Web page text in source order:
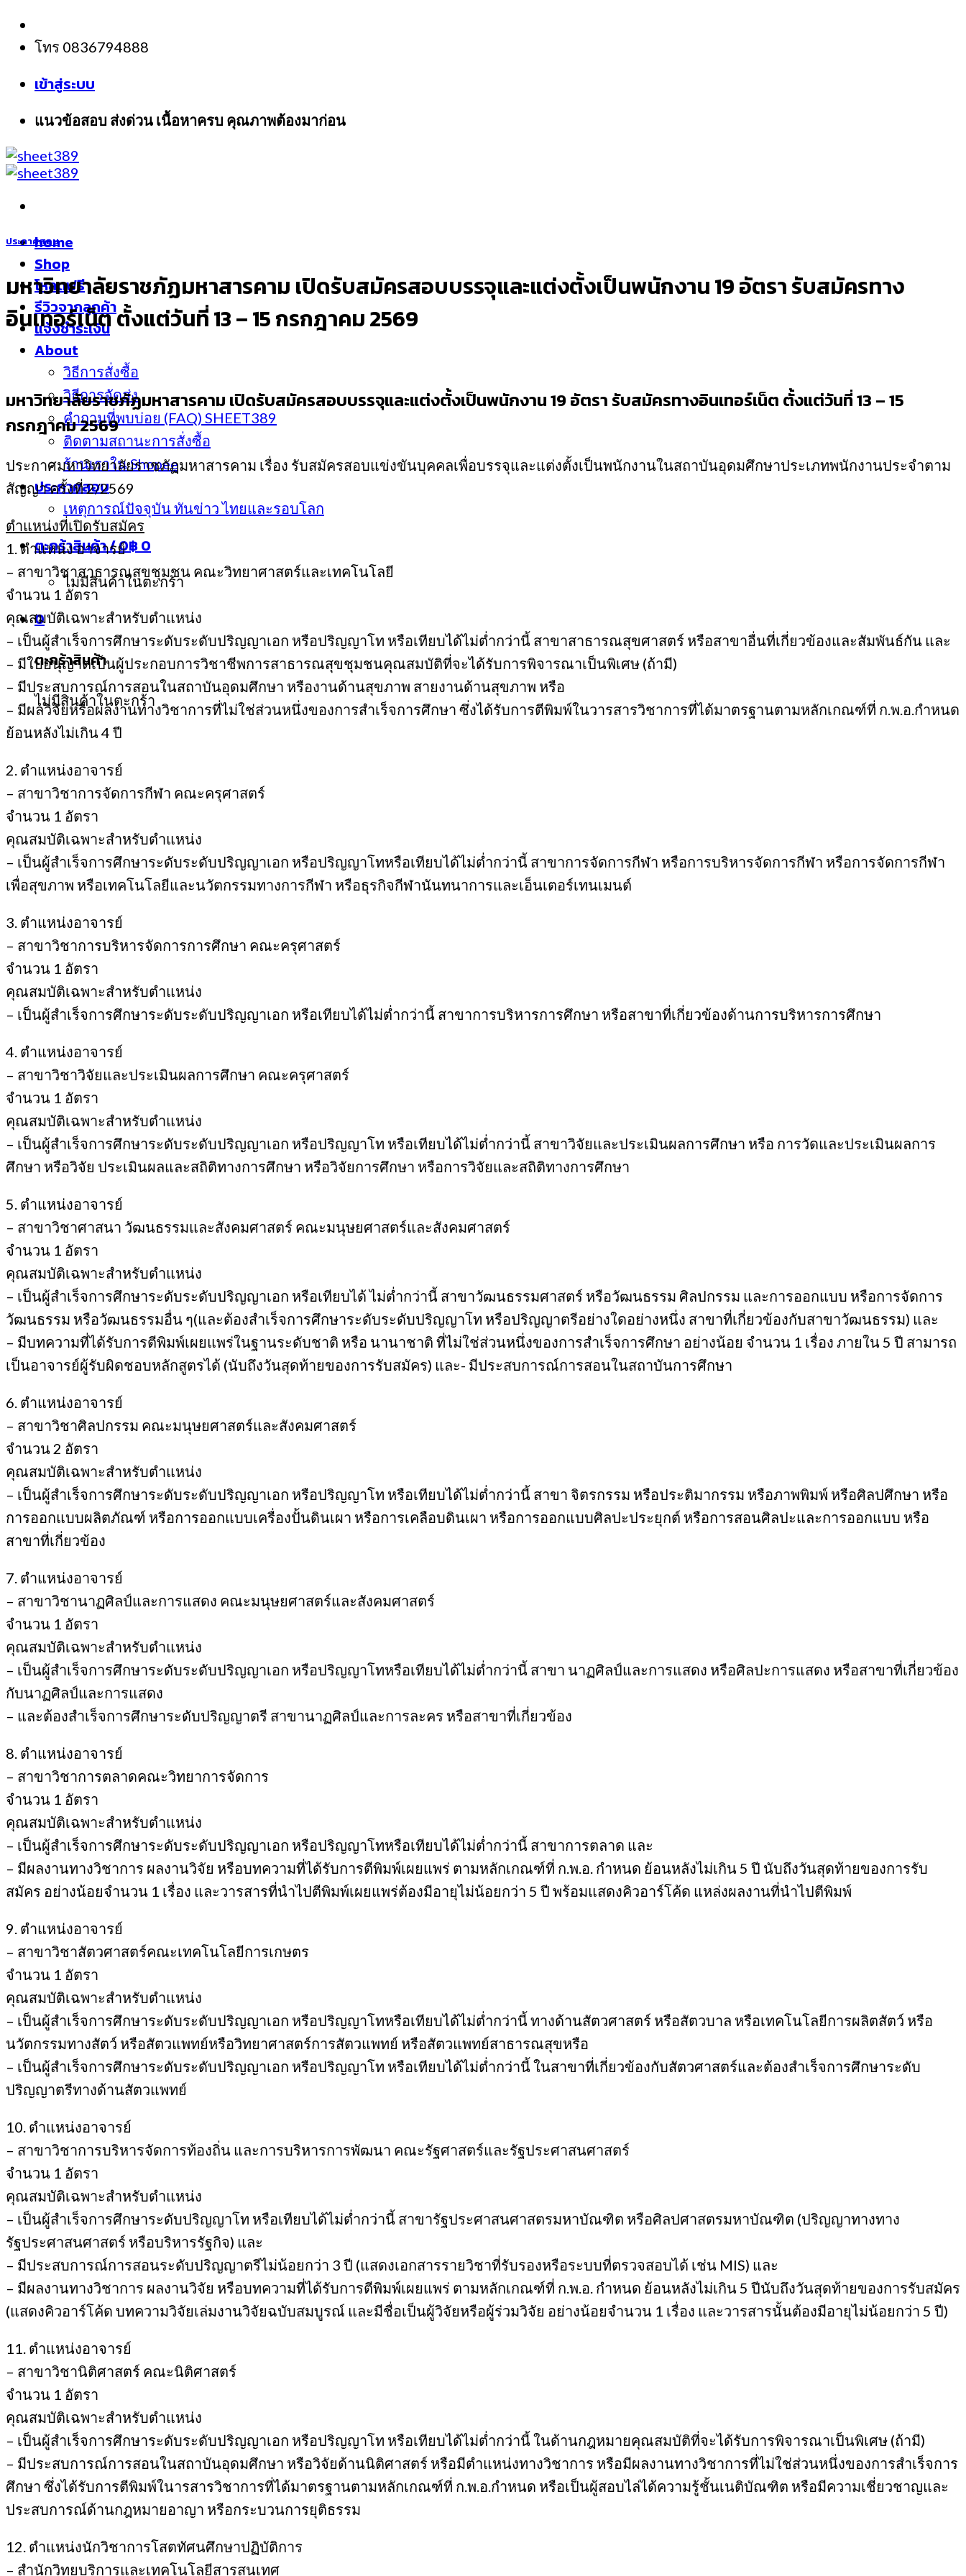
Skip
content
โทร 0836794888
เข้าสู่ระบบ
แนวข้อสอบ ส่งด่วน เนื้อหาครบ คุณภาพต้องมาก่อน
home
Shop
โหลดฟรี
รีวิวจากลูกค้า
แจ้งชำระเงิน
About
วิธีการสั่งซื้อ
วิธีการจัดส่ง
คำถามที่พบบ่อย (FAQ) SHEET389
ติดตามสถานะการสั่งซื้อ
ร้านเราใน Shopee
ประกาศสอบ
เหตุการณ์ปัจจุบัน ทันข่าว ไทยและรอบโลก
ตะกร้าสินค้า /0฿0
ไม่มีสินค้าในตะกร้า
0
ตะกร้าสินค้า
ไม่มีสินค้าในตะกร้า
ประกาศสอบ
มหาวิทยาลัยราชภัฏมหาสารคาม เปิดรับสมัครสอบบรรจุและแต่งตั้งเป็นพนักงาน 19 อัตรา รับสมัครทาง
อินเทอร์เน็ต ตั้งแต่วันที่ 13 – 15 กรกฎาคม 2569
มหาวิทยาลัยราชภัฏมหาสารคาม เปิดรับสมัครสอบบรรจุและแต่งตั้งเป็นพนักงาน 19 อัตรา รับสมัครทางอินเทอร์เน็ต ตั้งแต่วันที่ 13 – 15
กรกฎาคม 2569
ประกาศมหาวิทยาลัยราชภัฏมหาสารคาม เรื่อง รับสมัครสอบแข่งขันบุคคลเพื่อบรรจุและแต่งตั้งเป็นพนักงานในสถาบันอุดมศึกษาประเภทพนักงานประจำตาม
สัญญา ครั้งที่ 2/2569
ตำแหน่งที่เปิดรับสมัคร
1. ตำแหน่ง อาจารย์
– สาขาวิชาสาธารณสุขชุมชน คณะวิทยาศาสตร์และเทคโนโลยี
จำนวน 1 อัตรา
คุณสมบัติเฉพาะสำหรับตำแหน่ง
– เป็นผู้สำเร็จการศึกษาระดับระดับปริญญาเอก หรือปริญญาโท หรือเทียบได้ไม่ต่ำกว่านี้ สาขาสาธารณสุขศาสตร์ หรือสาขาอื่นที่เกี่ยวข้องและสัมพันธ์กัน และ
– มีใบอนุญาตเป็นผู้ประกอบการวิชาชีพการสาธารณสุขชุมชนคุณสมบัติที่จะได้รับการพิจารณาเป็นพิเศษ (ถ้ามี)
– มีประสบการณ์การสอนในสถาบันอุดมศึกษา หรืองานด้านสุขภาพ สายงานด้านสุขภาพ หรือ
– มีผลวิจัยหรือผลงานทางวิชาการที่ไม่ใช่ส่วนหนึ่งของการสำเร็จการศึกษา ซึ่งได้รับการตีพิมพ์ในวารสารวิชาการที่ได้มาตรฐานตามหลักเกณฑ์ที่ ก.พ.อ.กำหนด
ย้อนหลังไม่เกิน 4 ปี
2. ตำแหน่งอาจารย์
– สาขาวิชาการจัดการกีฬา คณะครุศาสตร์
จำนวน 1 อัตรา
คุณสมบัติเฉพาะสำหรับตำแหน่ง
– เป็นผู้สำเร็จการศึกษาระดับระดับปริญญาเอก หรือปริญญาโทหรือเทียบได้ไม่ต่ำกว่านี้ สาขาการจัดการกีฬา หรือการบริหารจัดการกีฬา หรือการจัดการกีฬา
เพื่อสุขภาพ หรือเทคโนโลยีและนวัตกรรมทางการกีฬา หรือธุรกิจกีฬานันทนาการและเอ็นเตอร์เทนเมนต์
3. ตำแหน่งอาจารย์
– สาขาวิชาการบริหารจัดการการศึกษา คณะครุศาสตร์
จำนวน 1 อัตรา
คุณสมบัติเฉพาะสำหรับตำแหน่ง
– เป็นผู้สำเร็จการศึกษาระดับระดับปริญญาเอก หรือเทียบได้ไม่ต่ำกว่านี้ สาขาการบริหารการศึกษา หรือสาขาที่เกี่ยวข้องด้านการบริหารการศึกษา
4. ตำแหน่งอาจารย์
– สาขาวิชาวิจัยและประเมินผลการศึกษา คณะครุศาสตร์
จำนวน 1 อัตรา
คุณสมบัติเฉพาะสำหรับตำแหน่ง
– เป็นผู้สำเร็จการศึกษาระดับระดับปริญญาเอก หรือปริญญาโท หรือเทียบได้ไม่ต่ำกว่านี้ สาขาวิจัยและประเมินผลการศึกษา หรือ การวัดและประเมินผลการ
ศึกษา หรือวิจัย ประเมินผลและสถิติทางการศึกษา หรือวิจัยการศึกษา หรือการวิจัยและสถิติทางการศึกษา
5. ตำแหน่งอาจารย์
– สาขาวิชาศาสนา วัฒนธรรมและสังคมศาสตร์ คณะมนุษยศาสตร์และสังคมศาสตร์
จำนวน 1 อัตรา
คุณสมบัติเฉพาะสำหรับตำแหน่ง
– เป็นผู้สำเร็จการศึกษาระดับระดับปริญญาเอก หรือเทียบได้ ไม่ต่ำกว่านี้ สาขาวัฒนธรรมศาสตร์ หรือวัฒนธรรม ศิลปกรรม และการออกแบบ หรือการจัดการ
วัฒนธรรม หรือวัฒนธรรมอื่น ๆ(และต้องสำเร็จการศึกษาระดับระดับปริญญาโท หรือปริญญาตรีอย่างใดอย่างหนึ่ง สาขาที่เกี่ยวข้องกับสาขาวัฒนธรรม) และ
– มีบทความที่ได้รับการตีพิมพ์เผยแพร่ในฐานระดับชาติ หรือ นานาชาติ ที่ไม่ใช่ส่วนหนึ่งของการสำเร็จการศึกษา อย่างน้อย จำนวน 1 เรื่อง ภายใน 5 ปี สามารถ
เป็นอาจารย์ผู้รับผิดชอบหลักสูตรได้ (นับถึงวันสุดท้ายของการรับสมัคร) และ- มีประสบการณ์การสอนในสถาบันการศึกษา
6. ตำแหน่งอาจารย์
– สาขาวิชาศิลปกรรม คณะมนุษยศาสตร์และสังคมศาสตร์
จำนวน 2 อัตรา
คุณสมบัติเฉพาะสำหรับตำแหน่ง
– เป็นผู้สำเร็จการศึกษาระดับระดับปริญญาเอก หรือปริญญาโท หรือเทียบได้ไม่ต่ำกว่านี้ สาขา จิตรกรรม หรือประติมากรรม หรือภาพพิมพ์ หรือศิลปศึกษา หรือ
การออกแบบผลิตภัณฑ์ หรือการออกแบบเครื่องปั้นดินเผา หรือการเคลือบดินเผา หรือการออกแบบศิลปะประยุกต์ หรือการสอนศิลปะและการออกแบบ หรือ
สาขาที่เกี่ยวข้อง
7. ตำแหน่งอาจารย์
– สาขาวิชานาฏศิลป์และการแสดง คณะมนุษยศาสตร์และสังคมศาสตร์
จำนวน 1 อัตรา
คุณสมบัติเฉพาะสำหรับตำแหน่ง
– เป็นผู้สำเร็จการศึกษาระดับระดับปริญญาเอก หรือปริญญาโทหรือเทียบได้ไม่ต่ำกว่านี้ สาขา นาฏศิลป์และการแสดง หรือศิลปะการแสดง หรือสาขาที่เกี่ยวข้อง
กับนาฏศิลป์และการแสดง
– และต้องสำเร็จการศึกษาระดับปริญญาตรี สาขานาฏศิลป์และการละคร หรือสาขาที่เกี่ยวข้อง
8. ตำแหน่งอาจารย์
– สาขาวิชาการตลาดคณะวิทยาการจัดการ
จำนวน 1 อัตรา
คุณสมบัติเฉพาะสำหรับตำแหน่ง
– เป็นผู้สำเร็จการศึกษาระดับระดับปริญญาเอก หรือปริญญาโทหรือเทียบได้ไม่ต่ำกว่านี้ สาขาการตลาด และ
– มีผลงานทางวิชาการ ผลงานวิจัย หรือบทความที่ได้รับการตีพิมพ์เผยแพร่ ตามหลักเกณฑ์ที่ ก.พ.อ. กำหนด ย้อนหลังไม่เกิน 5 ปี นับถึงวันสุดท้ายของการรับ
สมัคร อย่างน้อยจำนวน 1 เรื่อง และวารสารที่นำไปตีพิมพ์เผยแพร่ต้องมีอายุไม่น้อยกว่า 5 ปี พร้อมแสดงคิวอาร์โค้ด แหล่งผลงานที่นำไปตีพิมพ์
9. ตำแหน่งอาจารย์
– สาขาวิชาสัตวศาสตร์คณะเทคโนโลยีการเกษตร
จำนวน 1 อัตรา
คุณสมบัติเฉพาะสำหรับตำแหน่ง
– เป็นผู้สำเร็จการศึกษาระดับระดับปริญญาเอก หรือปริญญาโทหรือเทียบได้ไม่ต่ำกว่านี้ ทางด้านสัตวศาสตร์ หรือสัตวบาล หรือเทคโนโลยีการผลิตสัตว์ หรือ
นวัตกรรมทางสัตว์ หรือสัตวแพทย์หรือวิทยาศาสตร์การสัตวแพทย์ หรือสัตวแพทย์สาธารณสุขหรือ
– เป็นผู้สำเร็จการศึกษาระดับระดับปริญญาเอก หรือปริญญาโท หรือเทียบได้ไม่ต่ำกว่านี้ ในสาขาที่เกี่ยวข้องกับสัตวศาสตร์และต้องสำเร็จการศึกษาระดับ
ปริญญาตรีทางด้านสัตวแพทย์
10. ตำแหน่งอาจารย์
– สาขาวิชาการบริหารจัดการท้องถิ่น และการบริหารการพัฒนา คณะรัฐศาสตร์และรัฐประศาสนศาสตร์
จำนวน 1 อัตรา
คุณสมบัติเฉพาะสำหรับตำแหน่ง
– เป็นผู้สำเร็จการศึกษาระดับปริญญาโท หรือเทียบได้ไม่ต่ำกว่านี้ สาขารัฐประศาสนศาสตรมหาบัณฑิต หรือศิลปศาสตรมหาบัณฑิต (ปริญญาทางทาง
รัฐประศาสนศาสตร์ หรือบริหารรัฐกิจ) และ
– มีประสบการณ์การสอนระดับปริญญาตรีไม่น้อยกว่า 3 ปี (แสดงเอกสารรายวิชาที่รับรองหรือระบบที่ตรวจสอบได้ เช่น MIS) และ
– มีผลงานทางวิชาการ ผลงานวิจัย หรือบทความที่ได้รับการตีพิมพ์เผยแพร่ ตามหลักเกณฑ์ที่ ก.พ.อ. กำหนด ย้อนหลังไม่เกิน 5 ปีนับถึงวันสุดท้ายของการรับสมัคร
(แสดงคิวอาร์โค้ด บทความวิจัยเล่มงานวิจัยฉบับสมบูรณ์ และมีชื่อเป็นผู้วิจัยหรือผู้ร่วมวิจัย อย่างน้อยจำนวน 1 เรื่อง และวารสารนั้นต้องมีอายุไม่น้อยกว่า 5 ปี)
11. ตำแหน่งอาจารย์
– สาขาวิชานิติศาสตร์ คณะนิติศาสตร์
จำนวน 1 อัตรา
คุณสมบัติเฉพาะสำหรับตำแหน่ง
– เป็นผู้สำเร็จการศึกษาระดับระดับปริญญาเอก หรือปริญญาโท หรือเทียบได้ไม่ต่ำกว่านี้ ในด้านกฎหมายคุณสมบัติที่จะได้รับการพิจารณาเป็นพิเศษ (ถ้ามี)
– มีประสบการณ์การสอนในสถาบันอุดมศึกษา หรือวิจัยด้านนิติศาสตร์ หรือมีตำแหน่งทางวิชาการ หรือมีผลงานทางวิชาการที่ไม่ใช่ส่วนหนึ่งของการสำเร็จการ
ศึกษา ซึ่งได้รับการตีพิมพ์ในารสารวิชาการที่ได้มาตรฐานตามหลักเกณฑ์ที่ ก.พ.อ.กำหนด หรือเป็นผู้สอบไล่ได้ความรู้ชั้นเนติบัณฑิต หรือมีความเชี่ยวชาญและ
ประสบการณ์ด้านกฎหมายอาญา หรือกระบวนการยุติธรรม
12. ตำแหน่งนักวิชาการโสตทัศนศึกษาปฏิบัติการ
– สำนักวิทยบริการและเทคโนโลยีสารสนเทศ